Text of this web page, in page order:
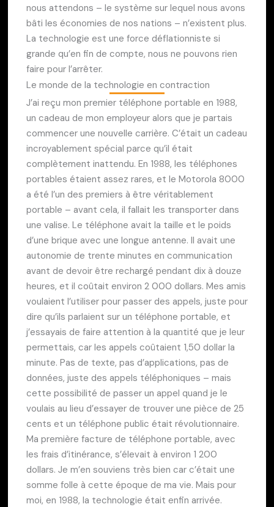
nous attendons – le système sur lequel nous avons
bâti les économies de nos nations – n’existent plus.
La technologie est une force déflationniste si
grande qu’en fin de compte, nous ne pouvons rien
faire pour l’arrêter.
Le monde de la technologie en contraction
J’ai reçu mon premier téléphone portable en 1988,
un cadeau de mon employeur alors que je partais
commencer une nouvelle carrière. C’était un cadeau
incroyablement spécial parce qu’il était
complètement inattendu. En 1988, les téléphones
portables étaient assez rares, et le Motorola 8000
a été l’un des premiers à être véritablement
portable – avant cela, il fallait les transporter dans
une valise. Le téléphone avait la taille et le poids
d’une brique avec une longue antenne. Il avait une
autonomie de trente minutes en communication
avant de devoir être rechargé pendant dix à douze
heures, et il coûtait environ 2 000 dollars. Mes amis
voulaient l’utiliser pour passer des appels, juste pour
dire qu’ils parlaient sur un téléphone portable, et
j’essayais de faire attention à la quantité que je leur
permettais, car les appels coûtaient 1,50 dollar la
minute. Pas de texte, pas d’applications, pas de
données, juste des appels téléphoniques – mais
cette possibilité de passer un appel quand je le
voulais au lieu d’essayer de trouver une pièce de 25
cents et un téléphone public était révolutionnaire.
Ma première facture de téléphone portable, avec
les frais d’itinérance, s’élevait à environ 1 200
dollars. Je m’en souviens très bien car c’était une
somme folle à cette époque de ma vie. Mais pour
moi, en 1988, la technologie était enfin arrivée.